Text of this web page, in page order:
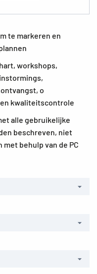
te markeren en
workshops,
o
kwaliteitscontrole
alle gebruikelijke
beschreven, niet
behulp van de PC